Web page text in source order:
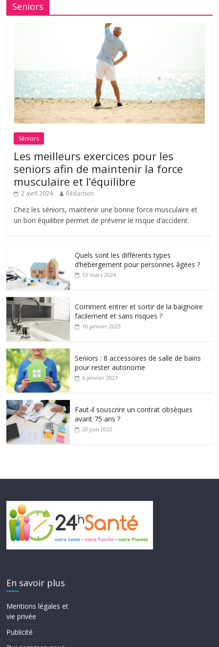
Seniors
Séniors
Les meilleurs exercices pour les
seniors afin de maintenir la force
musculaire et l’équilibre
2 avril 2024 Rédaction
Chez les séniors, maintenir une bonne force musculaire et
un bon équilibre permet de prévenir le risque d’accident.
Quels sont les différents types
d’hébergement pour personnes âgées ?
13 mars 2024
Comment entrer et sortir de la baignoire
facilement et sans risques ?
10 janvier 2023
Seniors : 8 accessoires de salle de bains
pour rester autonome
6 janvier 2023
Faut-il souscrire un contrat obsèques
avant 75 ans ?
20 juin 2022
En savoir plus
Mentions légales et
vie privée
Publicité